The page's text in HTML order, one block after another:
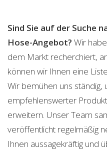
Sind Sie auf der Suche
Hose-Angebot? Wir
dem Markt recherchiert,
können wir Ihnen eine
Wir bemühen uns ständig,
empfehlenswerter
erweitern. Unser Team
veröffentlicht regelmäßig
Ihnen aussagekräftig und